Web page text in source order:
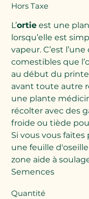
Hors Taxe
L’ortie est une
lorsqu’elle est
vapeur. C’est
comestibles que
au début du
avant toute autre
une plante
récolter avec des
froide ou tiède
Si vous vous
une feuille
zone aide à
Semences
Quantité